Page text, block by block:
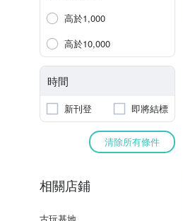
高於1,000
高於10,000
時間
新刊登 即將結標
清除所有條件
相關店鋪